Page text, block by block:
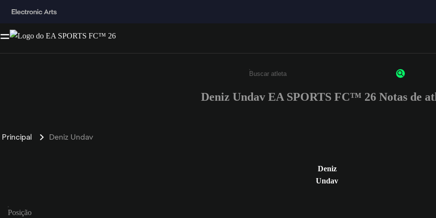
Insira pelo menos 3 caracteres ou números
Deniz Undav EA SPORTS FC™ 26 Notas de
Principal Deniz Undav
Deniz
Undav
Posição